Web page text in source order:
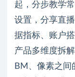
起，分步教学
设置，分享直
据指标、账户
产品多维度拆
BM、像素之间